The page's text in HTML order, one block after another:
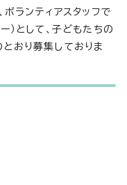
ボランティアスタッフで
）として、子どもたちの
おり募集しておりま